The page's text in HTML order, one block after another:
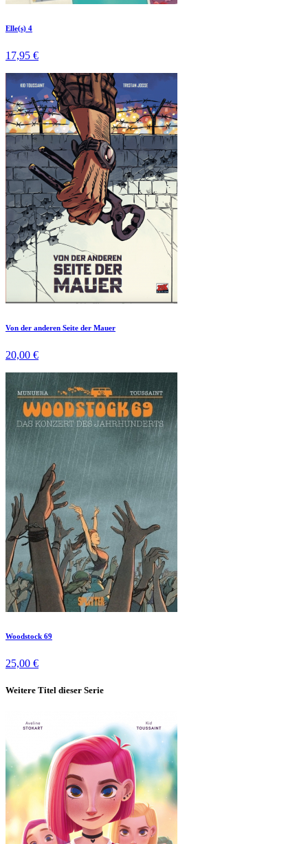
Elle(s) 4
17,95 €
Von der anderen Seite der Mauer
20,00 €
Woodstock 69
25,00 €
Weitere Titel dieser Serie